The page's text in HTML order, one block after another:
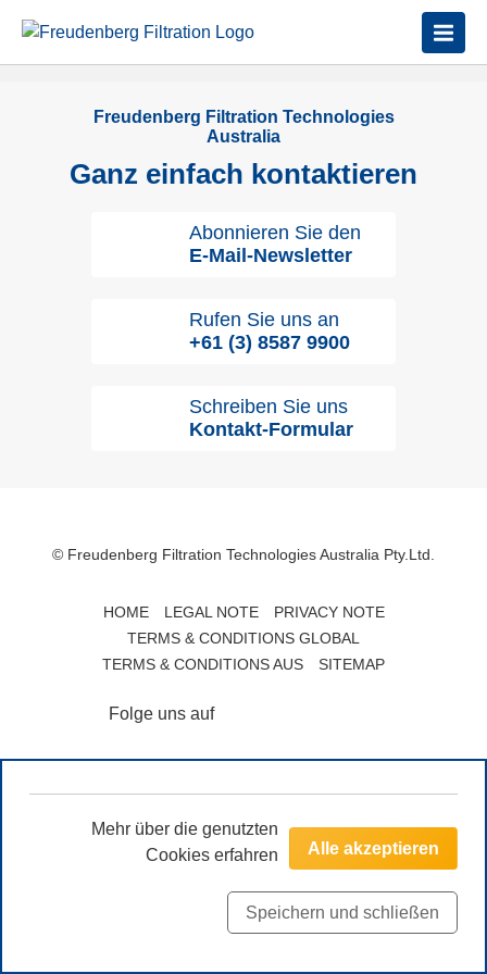
Freudenberg Filtration Technologies
Australia
Ganz einfach kontaktieren
Abonnieren Sie den
E-Mail-Newsletter
Rufen Sie uns an
+61 (3) 8587 9900
Schreiben Sie uns
Kontakt-Formular
© Freudenberg Filtration Technologies Australia Pty.Ltd.
HOME LEGAL NOTE
PRIVACY NOTE
TERMS & CONDITIONS GLOBAL
TERMS & CONDITIONS AUS
SITEMAP
Folge uns auf
Alle akzeptieren
Speichern und schließen
Mehr über die genutzten
Cookies erfahren